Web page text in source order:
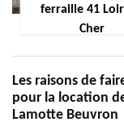
ferraille 41
Cher
Les raisons de
pour la location
Lamotte Beuvron